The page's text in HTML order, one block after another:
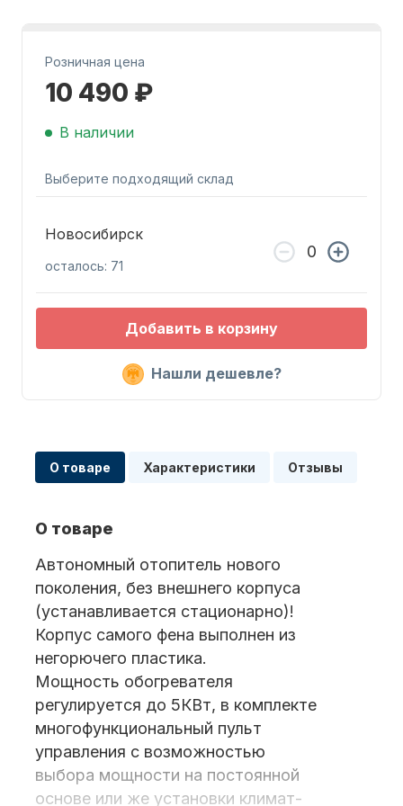
Запчасти для ПЛМ
Винты
Масла для лодочных моторов
Автохолодильник KYODA
Дистанционное управление
Розничная цена
10 490 ₽
В наличии
Выберите подходящий склад
Новосибирск
осталось: 71
Добавить в корзину
Нашли дешевле?
О товаре Характеристики Отзывы
О товаре
Автономный отопитель нового
поколения, без внешнего корпуса
(устанавливается стационарно)!
Корпус самого фена выполнен из
негорючего пластика.
Мощность обогревателя
регулируется до 5КВт, в комплекте
многофункциональный пульт
управления с возможностью
выбора мощности на постоянной
основе или же установки климат-